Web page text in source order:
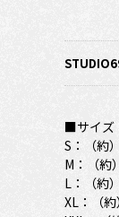
■サイズ
S：（約
M：（約
L：（約
XL：（